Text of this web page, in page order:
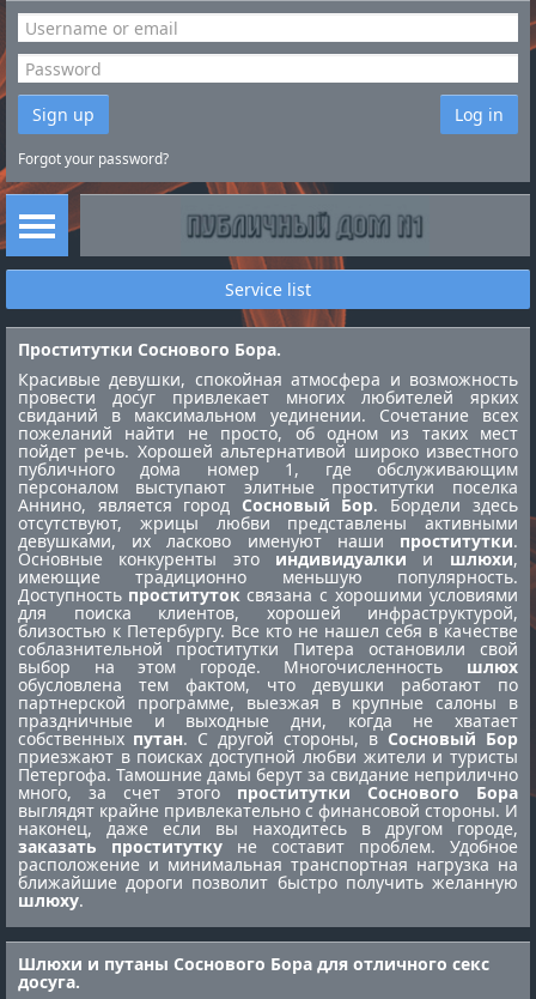
Sign up Log in
Forgot your password?
Service list
Проститутки Соснового Бора.
Красивые девушки, спокойная атмосфера и возможность
провести досуг привлекает многих любителей ярких
свиданий в максимальном уединении. Сочетание всех
пожеланий найти не просто, об одном из таких мест
пойдет речь. Хорошей альтернативой широко известного
публичного дома номер 1, где обслуживающим
персоналом выступают элитные проститутки поселка
Аннино, является город Сосновый Бор. Бордели здесь
отсутствуют, жрицы любви представлены активными
девушками, их ласково именуют наши проститутки.
Основные конкуренты это индивидуалки и шлюхи,
имеющие традиционно меньшую популярность.
Доступность проституток
для поиска клиентов, хорошей инфраструктурой,
близостью к Петербургу. Все кто не нашел себя в качестве
соблазнительной проститутки Питера
выбор на этом городе. Многочисленность шлюх
обусловлена тем фактом, что девушки работают по
партнерской программе, выезжая в крупные салоны в
праздничные и выходные дни, когда не хватает
собственных путан. С другой стороны, в Сосновый Бор
приезжают в поисках доступной любви жители и туристы
Петергофа. Тамошние дамы берут за свидание неприлично
много, за счет этого проститутки Соснового Бора
выглядят крайне привлекательно с финансовой стороны. И
наконец, даже если вы находитесь в другом городе,
заказать проститутку не составит проблем. Удобное
расположение и минимальная транспортная нагрузка на
ближайшие дороги позволит быстро получить желанную
шлюху.
Шлюхи и путаны Соснового Бора для отличного секс
досуга.